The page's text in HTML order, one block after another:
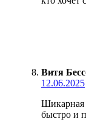
Витя
12.06.2025
Шикарная
быстро и